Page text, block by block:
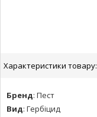
Характеристики товару:
Бренд: Пест
Вид: Гербіцид